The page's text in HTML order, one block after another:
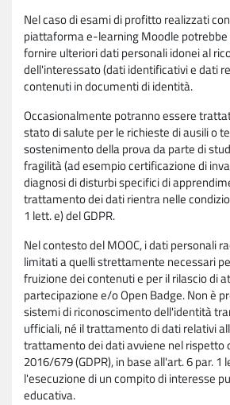
Nel caso di esami di profitto realizzati
piattaforma e-learning Moodle
fornire ulteriori dati personali idonei al
dell'interessato (dati identificativi e dati
contenuti in documenti di identità.
Occasionalmente potranno essere
stato di salute per le richieste di ausili o
sostenimento della prova da parte di
fragilità (ad esempio certificazione di
diagnosi di disturbi specifici di
trattamento dei dati rientra nelle
1 lett. e) del GDPR.
Nel contesto del MOOC, i dati personali
limitati a quelli strettamente necessari
fruizione dei contenuti e per il rilascio di
partecipazione e/o Open Badge. Non è
sistemi di riconoscimento dell'identità
ufficiali, né il trattamento di dati relativi
trattamento dei dati avviene nel rispetto
2016/679 (GDPR), in base all'art. 6 par. 1
l'esecuzione di un compito di interesse
educativa.